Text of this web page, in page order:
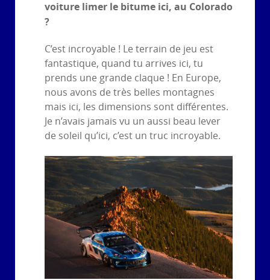
voiture limer le bitume ici, au Colorado
?
C’est incroyable ! Le terrain de jeu est
fantastique, quand tu arrives ici, tu
prends une grande claque ! En Europe,
nous avons de très belles montagnes
mais ici, les dimensions sont différentes.
Je n’avais jamais vu un aussi beau lever
de soleil qu’ici, c’est un truc incroyable.